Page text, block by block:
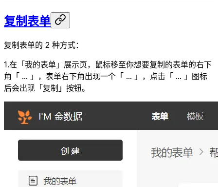
复制表单
复制表单的 2 种方式：
1.在「我的表单」展示页，鼠标移至你想要复制的表单的右下
角「 ... 」，表单右下角出现一个「 ... 」，点击「 ... 」图标
后会出现「复制」按钮。